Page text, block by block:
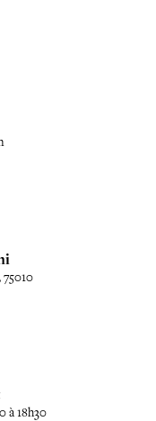
75010
à 18h30